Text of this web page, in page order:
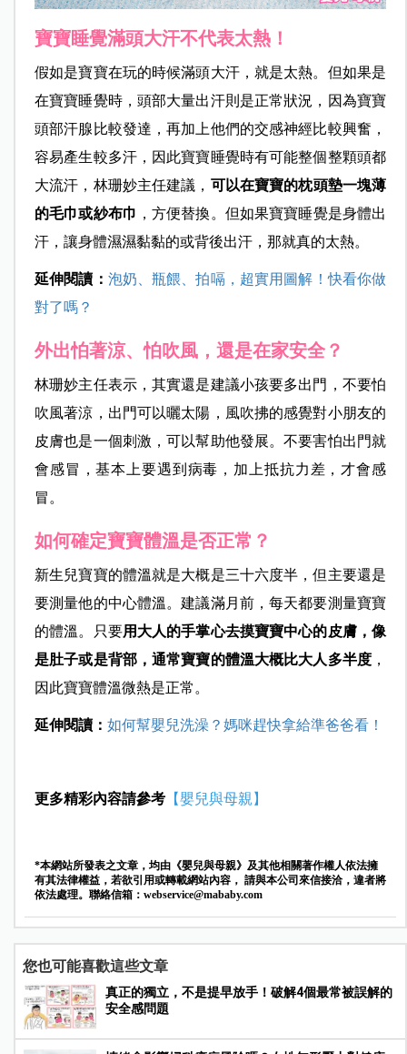
寶寶睡覺滿頭大汗不代表太熱！
假如是寶寶在玩的時候滿頭大汗，就是太熱。但如果是
在寶寶睡覺時，頭部大量出汗則是正常狀況，因為寶寶
頭部汗腺比較發達，再加上他們的交感神經比較興奮，
容易產生較多汗，因此寶寶睡覺時有可能整個整顆頭都
大流汗，林珊妙主任建議， 可以在寶寶的枕頭墊一塊薄
的毛巾或紗布巾 ，方便替換。但如果寶寶睡覺是身體出
汗，讓身體濕濕黏黏的或背後出汗，那就真的太熱。
延伸閱讀： 泡奶、瓶餵、拍嗝，超實用圖解！快看你做
對了嗎？
外出怕著涼、怕吹風，還是在家安全？
林珊妙主任表示，其實還是建議小孩要多出門，不要怕
吹風著涼，出門可以曬太陽，風吹拂的感覺對小朋友的
皮膚也是一個刺激，可以幫助他發展。不要害怕出門就
會感冒，基本上要遇到病毒，加上抵抗力差，才會感
冒。
如何確定寶寶體溫是否正常？
新生兒寶寶的體溫就是大概是三十六度半，但主要還是
要測量他的中心體溫。建議滿月前，每天都要測量寶寶
的體溫。只要用大人的手掌心去摸寶寶中心的皮膚，像
是肚子或是背部，通常寶寶的體溫大概比大人多半度 ，
因此寶寶體溫微熱是正常。
延伸閱讀： 如何幫嬰兒洗澡？媽咪趕快拿給準爸爸看！
更多精彩內容請參考【嬰兒與母親】
*本網站所發表之文章，均由《嬰兒與母親》及其他相關著作權人依法擁
有其法律權益，若欲引用或轉載網站內容， 請與本公司來信接洽，違者將
依法處理。聯絡信箱： webservice@mababy.com
您也可能喜歡這些文章
真正的獨立，不是提早放手！破解4個最常被誤解的
安全感問題